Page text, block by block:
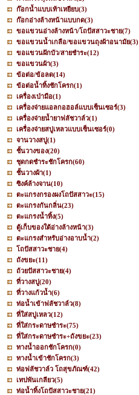
ก๊อกน้ำแบบเท้าเหยียบ(3)
ก๊อกอ่างล้างหน้าแบบกด(3)
ขอแขวนอ่างล้างหน้า/โถปัสสาวะชาย(7)
ขอแขวนน้ำเกลือ/ขอแขวนถุงผ้าอนามัย(3)
ขอแขวนฝักบัว/สายชำระ(12)
ขอแขวนผ้า(3)
ข้อต่อ/ข้อลด(14)
ข้อต่อน้ำทิ้งชักโครก(1)
เครื่องเป่ามือ(1)
เครื่องจ่ายแอลกอฮอล์แบบเซ็นเซอร์(3)
เครื่องจ่ายน้ำยาฟลัชวาล์ว(1)
เครื่องจ่ายสบู่เหลวแบบเซ็นเซอร์(0)
จานวางสบู่(1)
ชั้นวางของ(20)
ชุดกดชำระชักโครก(60)
ชั้นวางผ้า(1)
ซิงค์ล้างจาน(10)
ตะแกรงกรองผงโถปัสสาวะ(15)
ตะแกรงกันกลิ่น(23)
ตะแกรงน้ำทิ้ง(5)
ตู้เก็บของใต้อ่างล้างหน้า(3)
ตะแกรงสำหรับอ่างอาบน้ำ(2)
โถปัสสาวะชาย(4)
ถังขยะ(11)
ถ้วยปัสสาวะชาย(4)
ที่วางสบู่(20)
ที่วางแก้วน้ำ(6)
ท่อน้ำเข้าฟลัชวาล์ว(8)
ที่ใส่สบู่เหลว(12)
ที่ใส่กระดาษชำระ(75)
ที่ใส่กระดาษชำระ+ถังขยะ(23)
ทางน้ำออกชักโครก(0)
ทางน้ำเข้าชักโครก(3)
ท่อฟลัชวาล์ว โถสุขภัณฑ์(42)
เทปพันเกลียว(5)
ท่อน้ำทิ้งโถปัสสาวะชาย(21)